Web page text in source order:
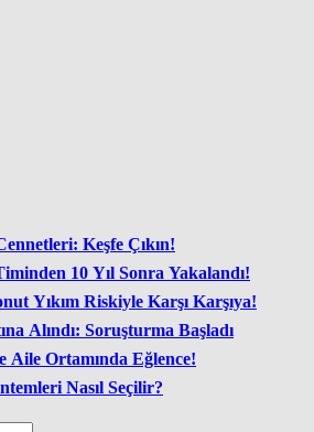
Keşfe Çıkın!
10 Yıl Sonra Yakalandı!
Yıkım Riskiyle Karşı Karşıya!
Alındı: Soruşturma Başladı
Aile Ortamında Eğlence!
Nasıl Seçilir?